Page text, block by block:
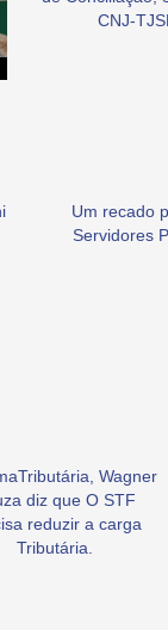
CNJ-
Um recado
Servidores
Wagner
diz que O STF
reduzir a carga
Tributária.